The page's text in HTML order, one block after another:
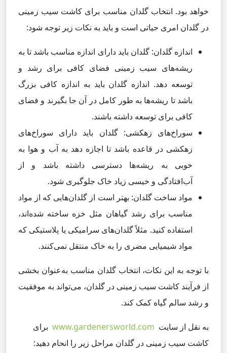
خواهد بود. انتخاب گلدان مناسب برای کاشت سیب زمینی
در گلدان امری حیاتی است و باید به نکات زیر توجه شود:
اندازه گلدان: گلدان باید دارای اندازه مناسب باشد تا به
ریشه‌های سیب زمینی فضای کافی برای رشد و
توسعه دهد. اندازه گلدان باید به اندازه کافی بزرگ
باشد تا ریشه‌ها به طور کامل در آن جا بگیرند و فضای
کافی برای توسعه داشته باشند.
سوراخ‌های زهکشی: گلدان باید دارای سوراخ‌های
زهکشی در قاعده باشد تا اجازه دهد به آب و هوا به
خوبی به ریشه‌ها دسترسی داشته باشد و از
آب‌افتادگی و خیسی زیاد خاک جلوگیری شود.
مواد ساخت گلدان: بهتر است از گلدان‌هایی که از مواد
مناسب برای رشد گیاهان مثل خزه ساخته شده‌اند،
استفاده کنید. مثلاً گلدان‌های سرامیکی یا پلاستیکی که
مواد شیمیایی مضری را به خاک منتقل نمی‌کنند.
با توجه به این نکات، انتخاب گلدان مناسب به‌عنوان بخشی
از فرآیند کاشت سیب زمینی در گلدان، می‌تواند به موفقیت
و رشد سالم گیاه کمک کند.
به نقل از سایت www.gardenersworld.com برای
کاشت سیب زمینی در گلدان مراحل زیر را انحام دهید: